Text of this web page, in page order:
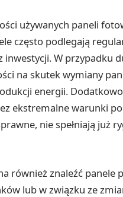
używanych paneli
często podlegają
inwestycji. W przypadku
na skutek wymiany
energii.
ekstremalne warunki
nie spełniają już
również znaleźć panele
lub w związku ze